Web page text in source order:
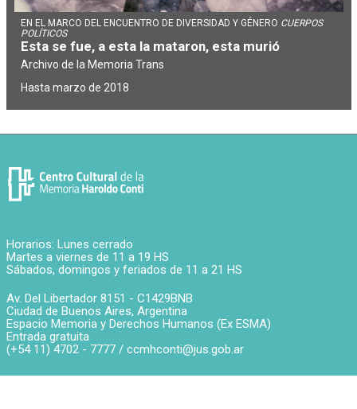
EN EL MARCO DEL ENCUENTRO DE DIVERSIDAD Y GÉNERO CUERPOS
POLÍTICOS
Esta se fue, a esta la mataron, esta murió
Archivo de la Memoria Trans
Hasta marzo de 2018
Horarios: Lunes cerrado
Martes a viernes de 11 a 19 HS
Sábados, domingos y feriados de 11 a 21 HS
Av. Del Libertador 8151 - C1429BNB
Ciudad de Buenos Aires, Argentina
Espacio Memoria y Derechos Humanos (Ex ESMA)
Entrada gratuita
(+54 11) 4702 - 7777 / ccmhconti@jus.gob.ar